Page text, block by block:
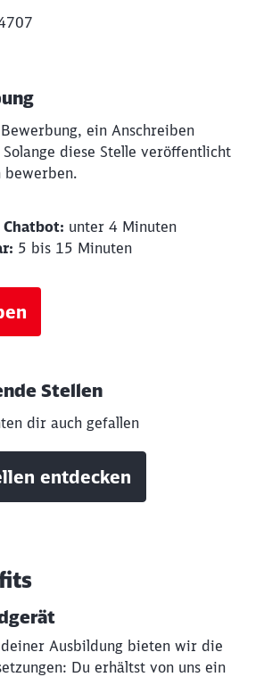
ein Anschreiben
diese Stelle veröffentlicht
bewerben.
unter 4 Minuten
5 bis 15 Minuten
Stellen
dir auch gefallen
entdecken
Ausbildung bieten wir die
Du erhältst von uns ein
Schließen
Sie zuweitergeleitet